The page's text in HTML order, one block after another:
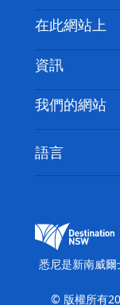
喳
喳
聯絡我們
免責聲明
隱私
Cookie 通知
在此網站上
目的地
要做的事情
新南威爾斯州
活動
住宿
資訊
旅行資訊
無障礙悉尼
列出您的業務
我們的網站
新南威爾士
心
繽紛悉尼燈光
語言
悉尼是新南威
© 版權所有